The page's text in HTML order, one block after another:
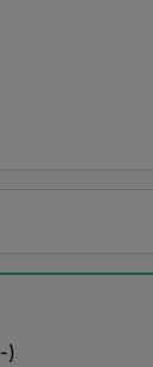
)